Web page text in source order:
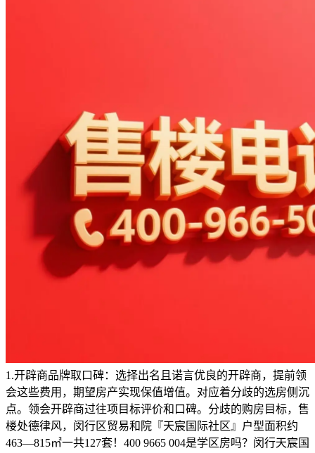
1.开辟商品牌取口碑：选择出名且诺言优良的开辟商，提前领
会这些费用，期望房产实现保值增值。对应着分歧的选房侧沉
点。领会开辟商过往项目标评价和口碑。分歧的购房目标，售
楼处德律风，闵行区贸易和院『天宸国际社区』户型面积约
463—815㎡一共127套！400 9665 004是学区房吗？闵行天宸国